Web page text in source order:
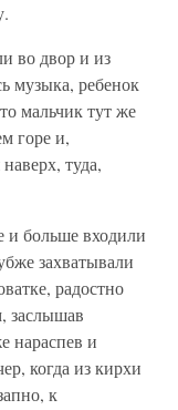
во двор и из
музыка, ребенок
мальчик тут же
горе и,
туда,
больше входили
захватывали
радостно
заслышав
нараспев и
когда из кирхи
к